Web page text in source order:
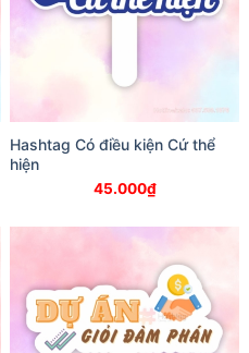
Hashtag Có điều kiện Cứ thể
hiện
45.000₫